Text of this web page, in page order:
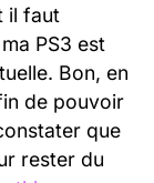
il faut
PS3 est
Bon, en
de pouvoir
que
rester du